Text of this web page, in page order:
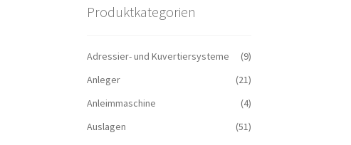
Produktkategorien
Adressier- und Kuvertiersysteme
(9)
Anleger
(21)
Anleimmaschine
(4)
Auslagen
(51)